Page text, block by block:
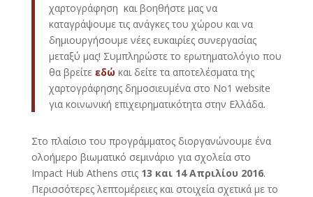
χαρτογράφηση και βοηθήστε μας να
καταγράψουμε τις ανάγκες του χώρου και να
δημιουργήσουμε νέες ευκαιρίες συνεργασίας
μεταξύ μας! Συμπληρώστε το ερωτηματολόγιο που
θα βρείτε εδώ και δείτε τα αποτελέσματα της
χαρτογράφησης δημοσιευμένα στο No1 website
για κοινωνική επιχειρηματικότητα στην Ελλάδα.
Στο πλαίσιο του προγράμματος διοργανώνουμε ένα
ολοήμερο βιωματικό σεμινάριο για σχολεία στο
Impact Hub Athens στις 13 και 14 Απριλίου 2016.
Περισσότερες λεπτομέρειες και στοιχεία σχετικά με το